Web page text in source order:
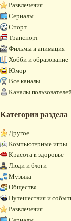
Развлечения
Сериалы
Спорт
Транспорт
Фильмы и анимация
Хобби и образование
Юмор
Все каналы
Каналы пользователей
Категории раздела
Другое
Компьютерные игры
Красота и здоровье
Люди и блоги
Музыка
Общество
Путешествия и
Развлечения